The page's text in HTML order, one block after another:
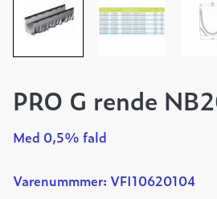
PRO G rende
Med 0,5% fald
Varenummmer: VFI10620104